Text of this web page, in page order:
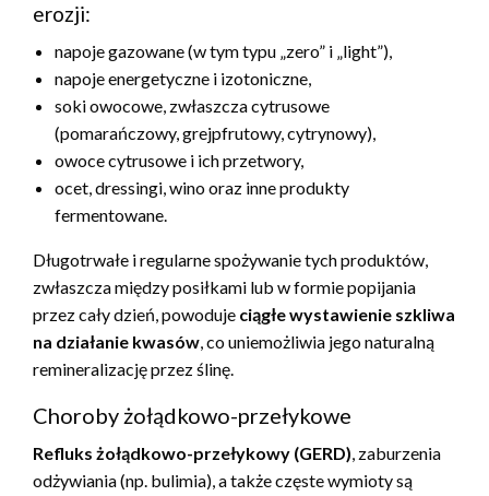
erozji:
napoje gazowane (w tym typu „zero” i „light”),
napoje energetyczne i izotoniczne,
soki owocowe, zwłaszcza cytrusowe
(pomarańczowy, grejpfrutowy, cytrynowy),
owoce cytrusowe i ich przetwory,
ocet, dressingi, wino oraz inne produkty
fermentowane.
Długotrwałe i regularne spożywanie tych produktów,
zwłaszcza między posiłkami lub w formie popijania
przez cały dzień, powoduje ciągłe wystawienie szkliwa
na działanie kwasów, co uniemożliwia jego naturalną
remineralizację przez ślinę.
Choroby żołądkowo-przełykowe
Refluks żołądkowo-przełykowy (GERD), zaburzenia
odżywiania (np. bulimia), a także częste wymioty są